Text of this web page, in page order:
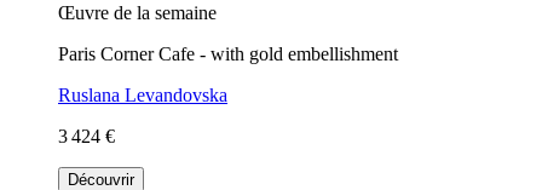
Œuvre de la semaine
Paris Corner Cafe - with gold embellishment
Ruslana Levandovska
3 424 €
Découvrir